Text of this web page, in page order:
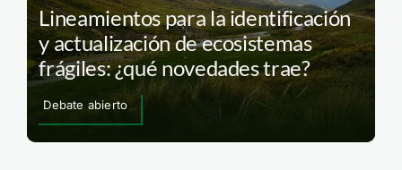
Lineamientos para la identificación
y actualización de ecosistemas
frágiles: ¿qué novedades trae?
Debate abierto